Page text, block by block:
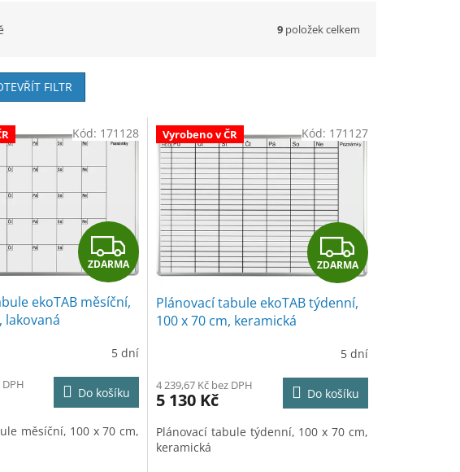
9 položek celkem
FILTR
Z
D
A
R
M
A
ZDARMA
ekoTAB měsíční,
lakovaná
5 dní
Do košíku
měsíční, 100 x 70 cm,
Kód: 171128 Vyrobeno v ČR
Z
D
A
R
M
A
ZDARMA
Plánovací tabule ekoTAB týdenní,
100 x 70 cm, keramická
5 dní
4 239,67 Kč bez DPH
5 130 Kč Do košíku
Plánovací tabule týdenní, 100 x 70 cm,
keramická
Kód: 171127